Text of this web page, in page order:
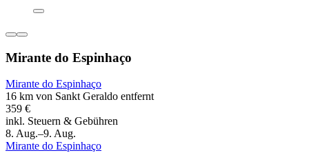
Mirante do Espinhaço
Mirante do Espinhaço
16 km von Sankt Geraldo entfernt
359 €
inkl. Steuern & Gebühren
8. Aug.–9. Aug.
Mirante do Espinhaço